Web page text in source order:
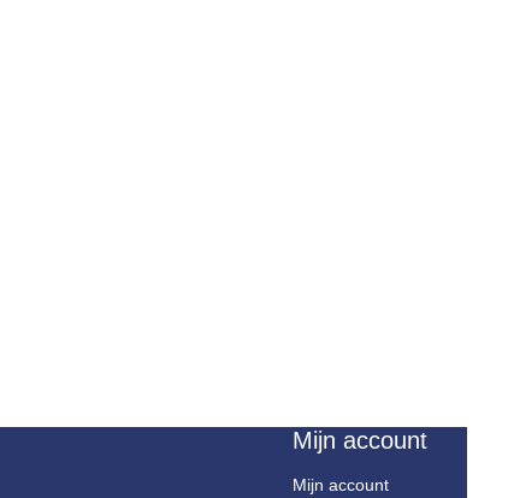
Mijn account
Mijn account